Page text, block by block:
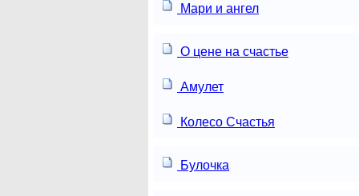
Мари и ангел
О цене на счастье
Амулет
Колесо Счастья
Булочка